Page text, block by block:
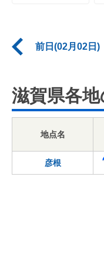
前日(02月02日)
滋賀県各
地点名
彦根